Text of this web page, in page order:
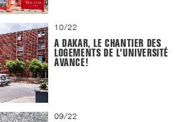
10/22
A DAKAR, LE CHANTIER DES
LOGEMENTS DE L'UNIVERSITÉ
AVANCE!
09/22